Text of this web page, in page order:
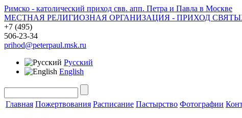
Римско - католический приход свв. апп. Петра и Павла в Москве
МЕСТНАЯ РЕЛИГИОЗНАЯ ОРГАНИЗАЦИЯ - ПРИХОД
+7 (495)
506-23-34
prihod@peterpaul.msk.ru
Русский
English
Главная Пожертвования Расписание Пастырство Фотографии